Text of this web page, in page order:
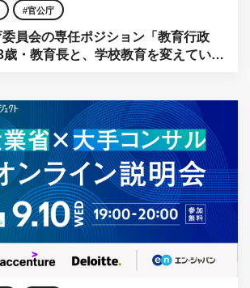
官公庁
員会の専任ポジション「教育行政
・教育長と、学校教育を変えてい